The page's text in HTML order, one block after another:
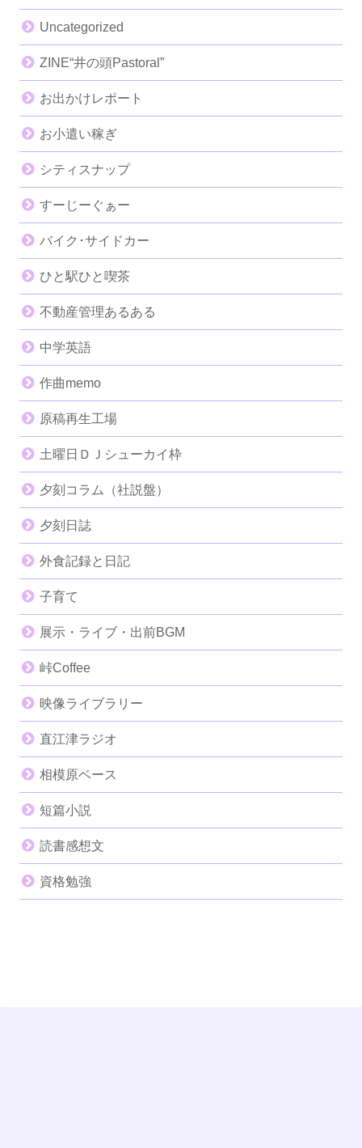
Uncategorized
ZINE“井の頭Pastoral”
お出かけレポート
お小遣い稼ぎ
シティスナップ
すーじーぐぁー
バイク･サイドカー
ひと駅ひと喫茶
不動産管理あるある
中学英語
作曲memo
原稿再生工場
土曜日ＤＪシューカイ枠
夕刻コラム（社説盤）
夕刻日誌
外食記録と日記
子育て
展示・ライブ・出前BGM
峠Coffee
映像ライブラリー
直江津ラジオ
相模原ベース
短篇小説
読書感想文
資格勉強